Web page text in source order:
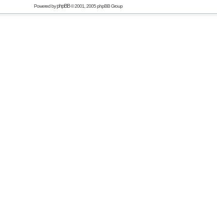
Powered byphpBB© 2001, 2005 phpBB Group